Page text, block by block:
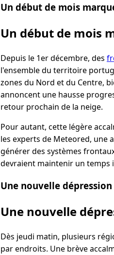
Un début de mois
Un début de mois
Depuis le 1er décembre, des
l'ensemble du territoire
zones du Nord et du Centre,
annoncent une hausse
retour prochain de la neige.
Pour autant, cette légère
les experts de Meteored, une
générer des systèmes
devraient maintenir un temps
Une nouvelle
Une nouvelle
Dès jeudi matin, plusieurs
par endroits. Une brève